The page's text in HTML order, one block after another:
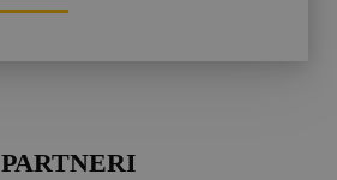
PARTNERI